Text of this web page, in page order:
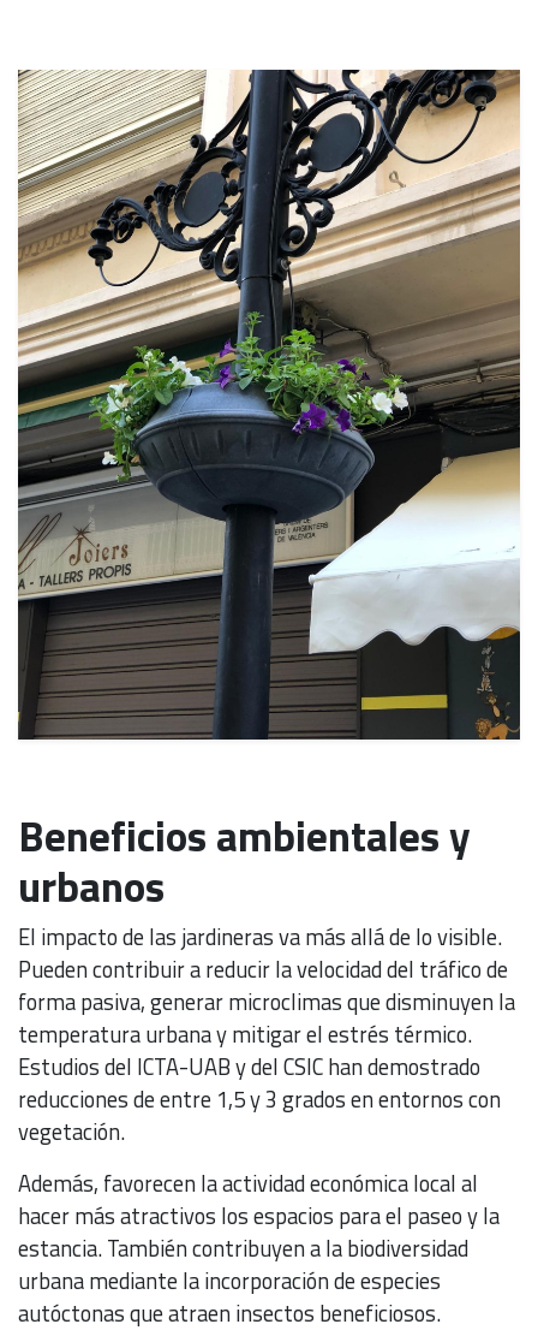
Beneficios ambientales y
urbanos
El impacto de las jardineras va más allá de lo visible.
Pueden contribuir a reducir la velocidad del tráfico de
forma pasiva, generar microclimas que disminuyen la
temperatura urbana y mitigar el estrés térmico.
Estudios del ICTA-UAB y del CSIC han demostrado
reducciones de entre 1,5 y 3 grados en entornos con
vegetación.
Además, favorecen la actividad económica local al
hacer más atractivos los espacios para el paseo y la
estancia. También contribuyen a la biodiversidad
urbana mediante la incorporación de especies
autóctonas que atraen insectos beneficiosos.